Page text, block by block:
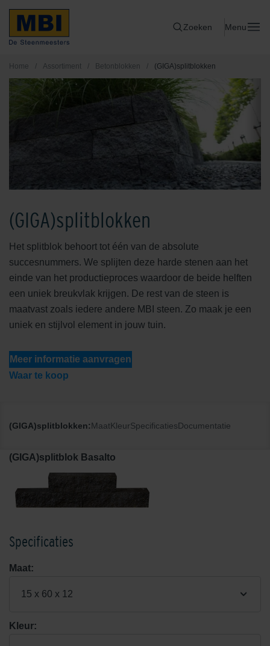
Zoeken Menu
Home / Assortiment / Betonblokken / (GIGA)splitblokken
(GIGA)splitblokken
Het splitblok behoort tot één van de absolute
succesnummers. We splijten deze harde stenen aan het
einde van het productieproces waardoor de beide helften
een uniek breukvlak krijgen. De rest van de steen is
maatvast zoals iedere andere MBI steen. Zo maak je een
uniek en stijlvol element in jouw tuin.
Meer informatie aanvragen
Waar te koop
(GIGA)splitblokken:MaatKleurSpecificatiesDocumentatie
(GIGA)splitblok Basalto
Specificaties
Maat:
15 x 60 x 12
Kleur: